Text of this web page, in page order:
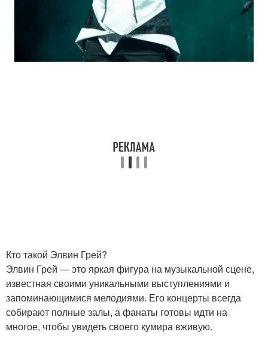
Кто такой Элвин Грей?
Элвин Грей — это яркая фигура на музыкальной сцене,
известная своими уникальными выступлениями и
запоминающимися мелодиями. Его концерты всегда
собирают полные залы, а фанаты готовы идти на
многое, чтобы увидеть своего кумира вживую.